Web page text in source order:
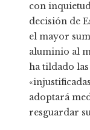
con
decisión de
el mayor
aluminio al
ha tildado
adoptará
resguardar